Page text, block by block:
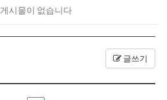
게시물이 없습니다
글쓰기